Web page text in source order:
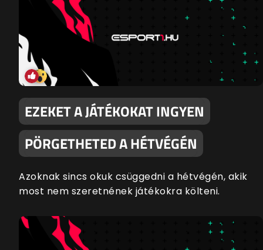
EZEKET A JÁTÉKOKAT INGYEN
PÖRGETHETED A HÉTVÉGÉN
Azoknak sincs okuk csüggedni a hétvégén, akik
most nem szeretnének játékokra költeni.